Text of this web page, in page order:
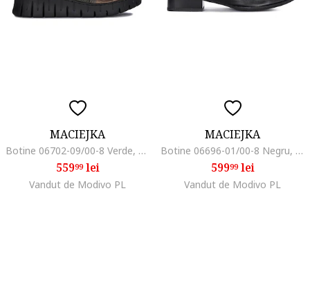
MACIEJKA
Botine 06702-09/00-8 Verde, Piele lacuita
55999lei
Vandut de Modivo PL
MACIEJKA
Botine 06696-01/00-8 Negru, Piele naturala
59999lei
Vandut de Modivo PL